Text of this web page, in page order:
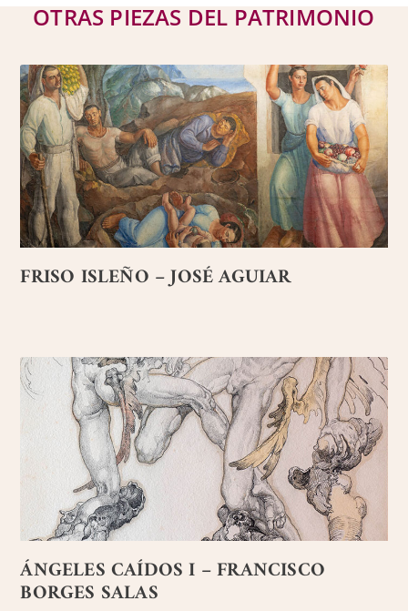
OTRAS PIEZAS DEL PATRIMONIO
FRISO ISLEÑO – JOSÉ AGUIAR
ÁNGELES CAÍDOS I – FRANCISCO
BORGES SALAS